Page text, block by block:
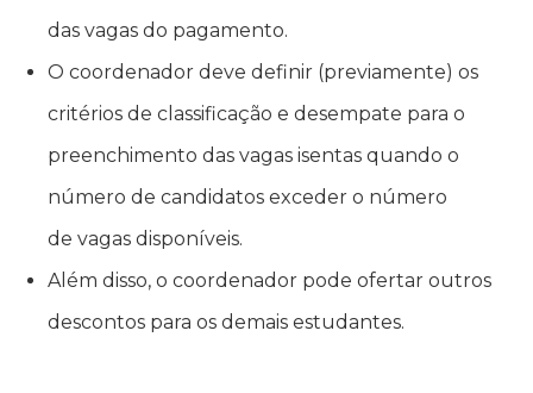
das vagas do pagamento.
O coordenador deve definir (previamente) os
critérios de classificação e desempate para o
preenchimento das vagas isentas quando o
número de candidatos exceder o número
de vagas disponíveis.
Além disso, o coordenador pode ofertar outros
descontos para os demais estudantes.